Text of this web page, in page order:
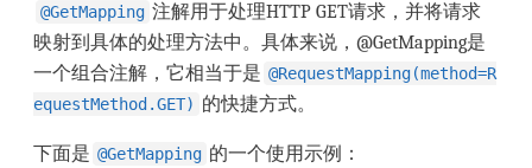
@GetMapping 注解用于处理HTTP GET请求，并将请求
映射到具体的处理方法中。具体来说，@GetMapping是
一个组合注解，它相当于是 @RequestMapping(method=R
equestMethod.GET) 的快捷方式。
下面是 @GetMapping 的一个使用示例：